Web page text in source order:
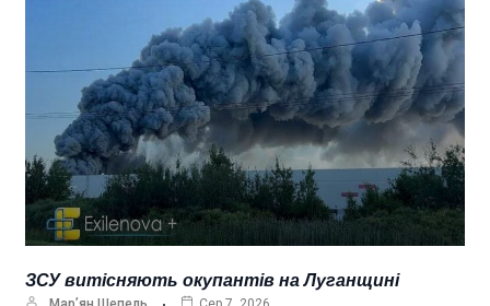
ЗСУ витісняють окупантів на Луганщині